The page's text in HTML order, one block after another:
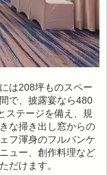
は208坪ものスペー
で、披露宴なら480
ステージを備え、規
な掃き出し窓からの
フ渾身のフルバンケ
ュー、創作料理など
だけます。